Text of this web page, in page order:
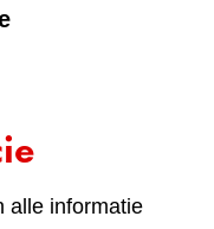
alle informatie